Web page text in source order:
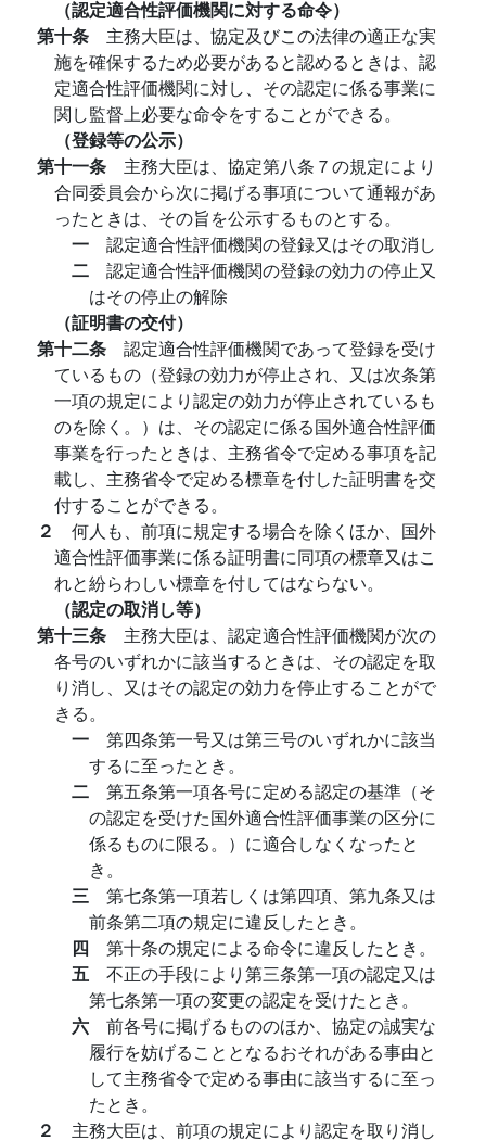
（認定適合性評価機関に対する命令）
第十条 主務大臣は、協定及びこの法律の適正な実
施を確保するため必要があると認めるときは、認
定適合性評価機関に対し、その認定に係る事業に
関し監督上必要な命令をすることができる。
（登録等の公示）
第十一条 主務大臣は、協定第八条７の規定により
合同委員会から次に掲げる事項について通報があ
ったときは、その旨を公示するものとする。
一 認定適合性評価機関の登録又はその取消し
二 認定適合性評価機関の登録の効力の停止又
はその停止の解除
（証明書の交付）
第十二条 認定適合性評価機関であって登録を受け
ているもの（登録の効力が停止され、又は次条第
一項の規定により認定の効力が停止されているも
のを除く。）は、その認定に係る国外適合性評価
事業を行ったときは、主務省令で定める事項を記
載し、主務省令で定める標章を付した証明書を交
付することができる。
２ 何人も、前項に規定する場合を除くほか、国外
適合性評価事業に係る証明書に同項の標章又はこ
れと紛らわしい標章を付してはならない。
（認定の取消し等）
第十三条 主務大臣は、認定適合性評価機関が次の
各号のいずれかに該当するときは、その認定を取
り消し、又はその認定の効力を停止することがで
きる。
一 第四条第一号又は第三号のいずれかに該当
するに至ったとき。
二 第五条第一項各号に定める認定の基準（そ
の認定を受けた国外適合性評価事業の区分に
係るものに限る。）に適合しなくなったと
き。
三 第七条第一項若しくは第四項、第九条又は
前条第二項の規定に違反したとき。
四 第十条の規定による命令に違反したとき。
五 不正の手段により第三条第一項の認定又は
第七条第一項の変更の認定を受けたとき。
六 前各号に掲げるもののほか、協定の誠実な
履行を妨げることとなるおそれがある事由と
して主務省令で定める事由に該当するに至っ
たとき。
２ 主務大臣は、前項の規定により認定を取り消し